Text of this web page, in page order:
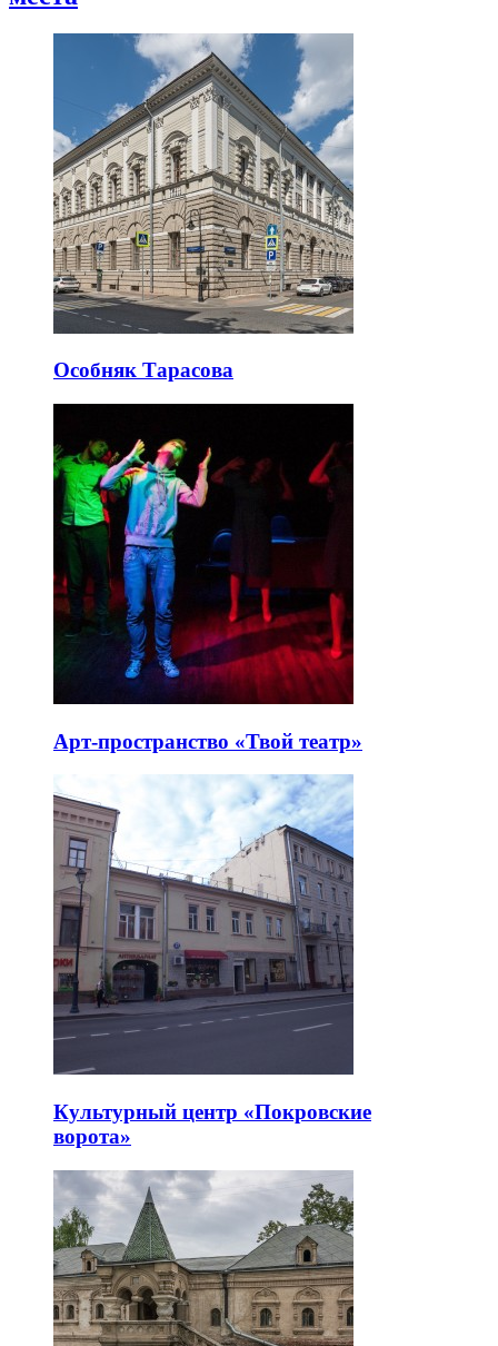
Особняк Тарасова
Арт-пространство «Твой театр»
Культурный центр «Покровские
ворота»